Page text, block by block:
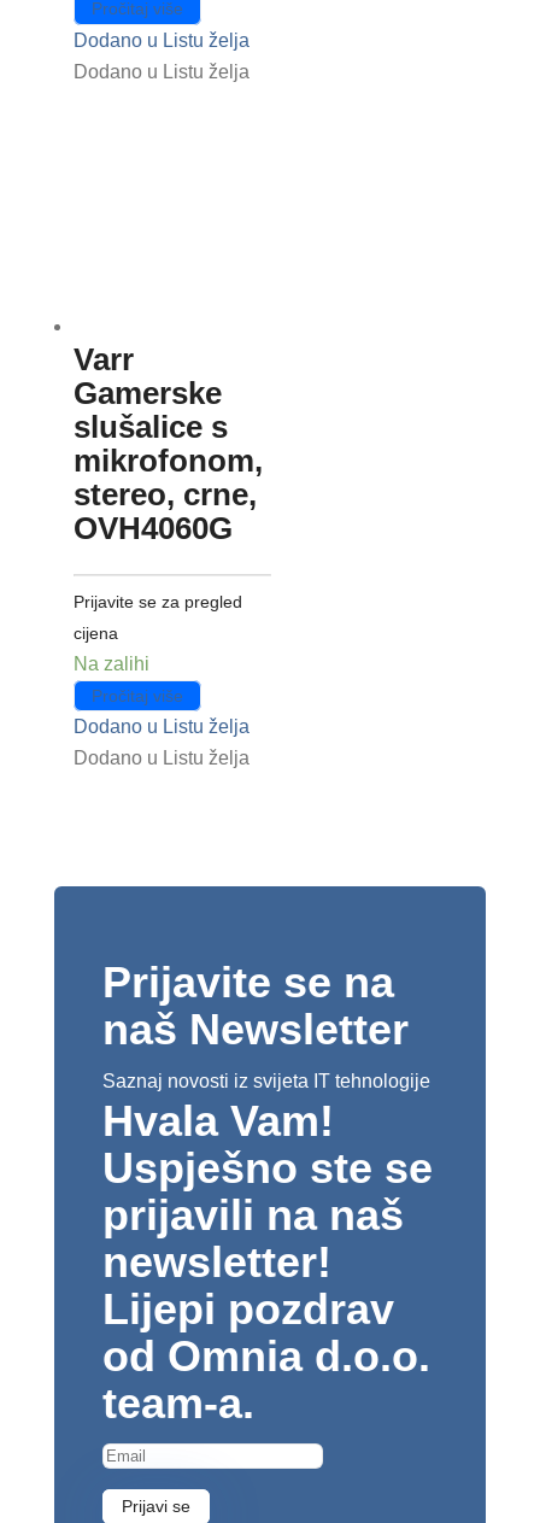
Pročitaj više
Dodano u Listu želja
Dodano u Listu želja
Varr
Gamerske
slušalice s
mikrofonom,
stereo, crne,
OVH4060G
Prijavite se za pregled
cijena
Na zalihi
Pročitaj više
Dodano u Listu želja
Dodano u Listu želja
Prijavite se na
naš Newsletter
Saznaj novosti iz svijeta IT tehnologije
Hvala Vam!
Uspješno ste se
prijavili na naš
newsletter!
Lijepi pozdrav
od Omnia d.o.o.
team-a.
Prijavi se